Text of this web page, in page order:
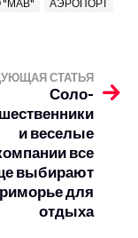
"МАВ" АЭРОПОРТ
СТАТЬЯ
Соло-
и веселые
все
выбирают
для
отдыха